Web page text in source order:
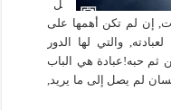
ل
إن لم تكن أهمها على
والتي لها الدور
ثم حبه!عبادة هي الباب
لم يصل إلى ما يريد,